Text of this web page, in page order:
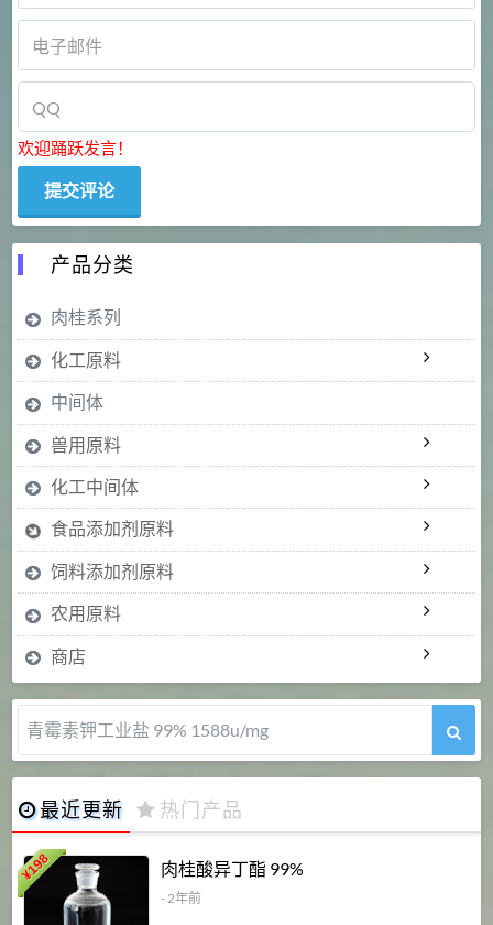
欢迎踊跃发言！
产品分类
肉桂系列
化工原料
中间体
兽用原料
化工中间体
食品添加剂原料
饲料添加剂原料
农用原料
商店
青霉素钾工业盐 99% 1588u/mg
最近更新 热门产品
¥
198 肉桂酸异丁酯 99%
- 2年前